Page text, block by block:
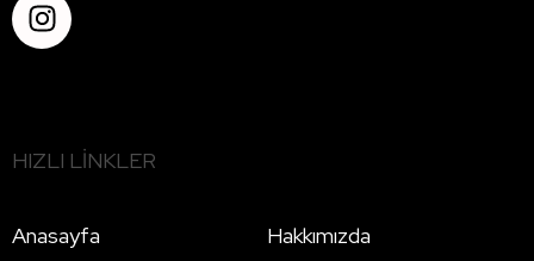
HIZLI LINKLER
Anasayfa Hakkımızda